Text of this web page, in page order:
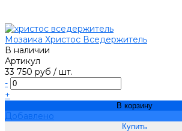
Мозаика Христос Вседержитель
В наличии
Артикул
33 750 руб / шт.
-
+
В корзину
Добавлено